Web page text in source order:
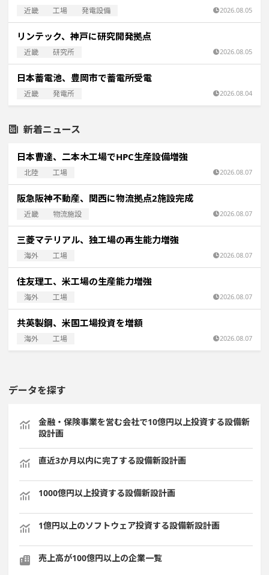
近畿 工場 発電設備 2026.08.05
リンテック、神戸に研究開発拠点
近畿 研究所 2026.08.05
日本蓄電池、豊岡市で蓄電所受電
近畿 発電所 2026.08.04
新着ニュース
日本曹達、二本木工場でHPC生産設備増強
北陸 工場 2026.08.07
阪急阪神不動産、関西に物流拠点2施設完成
近畿 物流施設 2026.08.07
三菱マテリアル、独工場の再生能力増強
海外 工場 2026.08.07
住友理工、米工場の生産能力増強
海外 工場 2026.08.07
共英製鋼、米国工場投資を増額
海外 工場 2026.08.07
データを探す
金融・保険事業を営む会社で10億円以上投資する設備新
設計画
直近3か月以内に完了する設備新設計画
1000億円以上投資する設備新設計画
1億円以上のソフトウェア投資する設備新設計画
売上高が100億円以上の企業一覧